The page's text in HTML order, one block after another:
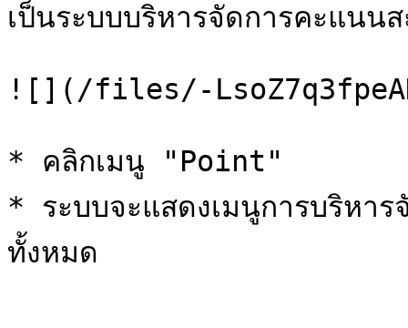
เป็นระบบบริหารจัดการคะแ
![](/files/-
* คลิกเมนู "Point"
* ระบบจะแสดงเมนูการบริห